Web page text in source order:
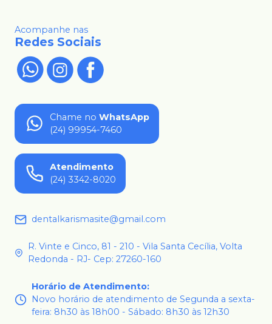
Acompanhe nas
Redes Sociais
Chame no WhatsApp
(24) 99954-7460
Atendimento
(24) 3342-8020
dentalkarismasite@gmail.com
R. Vinte e Cinco, 81 - 210 - Vila Santa Cecília, Volta
Redonda - RJ- Cep: 27260-160
Horário de Atendimento:
Novo horário de atendimento de Segunda a sexta-
feira: 8h30 às 18h00 - Sábado: 8h30 às 12h30